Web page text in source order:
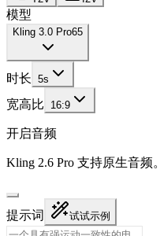
模型
Kling 3.0 Pro65
时长 5s
宽高比 16:9
开启音频
Kling 2.6 Pro 支持原生音频。
提示词 试试示例